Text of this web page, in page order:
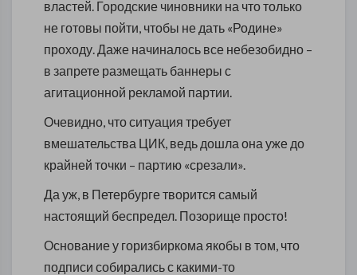
властей. Городские чиновники на что только
не готовы пойти, чтобы не дать «Родине»
проходу. Даже начиналось все небезобидно –
в запрете размещать баннеры с
агитационной рекламой партии.
Очевидно, что ситуация требует
вмешательства ЦИК, ведь дошла она уже до
крайней точки – партию «срезали».
Да уж, в Петербурге творится самый
настоящий беспредел. Позорище просто!
Основание у горизбиркома якобы в том, что
подписи собирались с какими-то